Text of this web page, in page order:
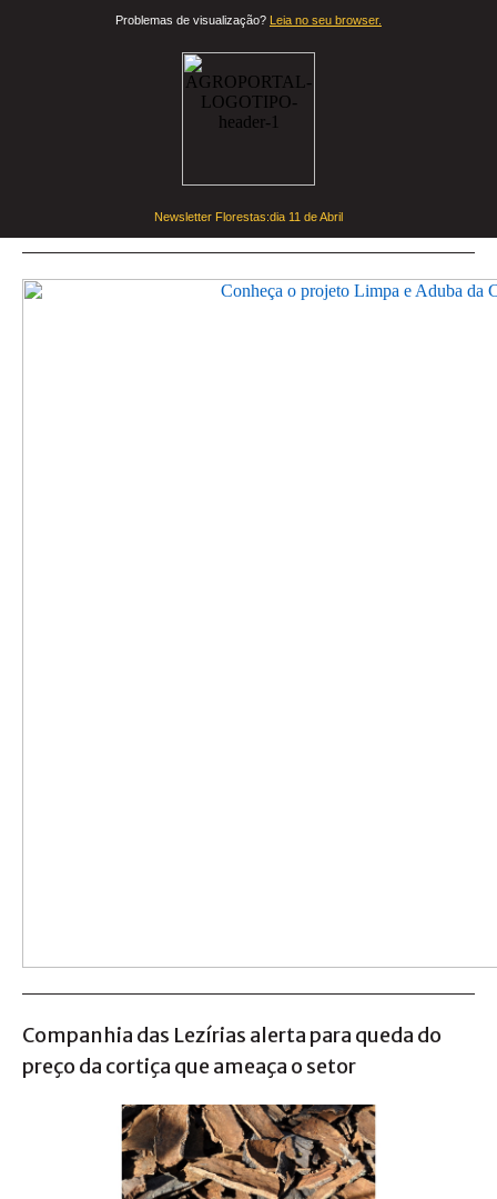
Problemas de visualização? Leia no seu browser.
Newsletter Florestas:dia 11 de Abril
Companhia das Lezírias alerta para queda do
preço da cortiça que ameaça o setor